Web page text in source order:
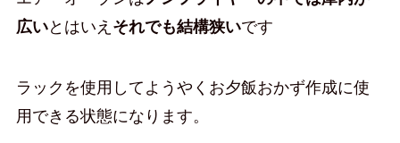
広いとはいえ それでも結構狭いです
ラックを使用してようやくお夕飯おかず作成に使
用できる状態になります。